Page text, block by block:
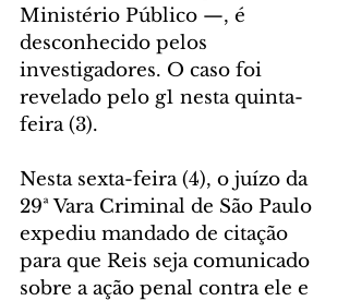
Ministério Público —, é
desconhecido pelos
investigadores. O caso foi
revelado pelo g1 nesta quinta-
feira (3).
Nesta sexta-feira (4), o juízo da
29ª Vara Criminal de São Paulo
expediu mandado de citação
para que Reis seja comunicado
sobre a ação penal contra ele e